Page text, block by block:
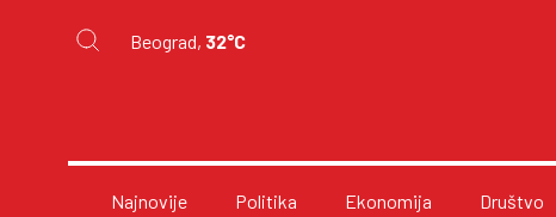
Beograd, 32°C
Najnovije Politika Ekonomija Društvo